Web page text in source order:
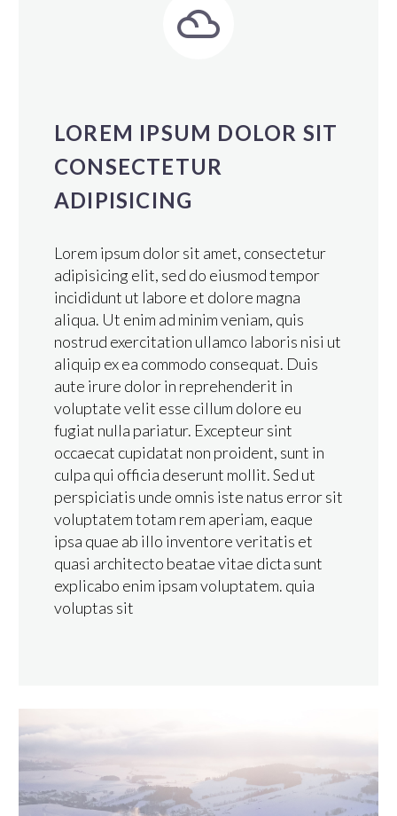


LOREM IPSUM DOLOR SIT
CONSECTETUR
ADIPISICING
Lorem ipsum dolor sit amet, consectetur
adipisicing elit, sed do eiusmod tempor
incididunt ut labore et dolore magna
aliqua. Ut enim ad minim veniam, quis
nostrud exercitation ullamco laboris nisi ut
aliquip ex ea commodo consequat. Duis
aute irure dolor in reprehenderit in
voluptate velit esse cillum dolore eu
fugiat nulla pariatur. Excepteur sint
occaecat cupidatat non proident, sunt in
culpa qui officia deserunt mollit. Sed ut
perspiciatis unde omnis iste natus error sit
voluptatem totam rem aperiam, eaque
ipsa quae ab illo inventore veritatis et
quasi architecto beatae vitae dicta sunt
explicabo enim ipsam voluptatem. quia
voluptas sit